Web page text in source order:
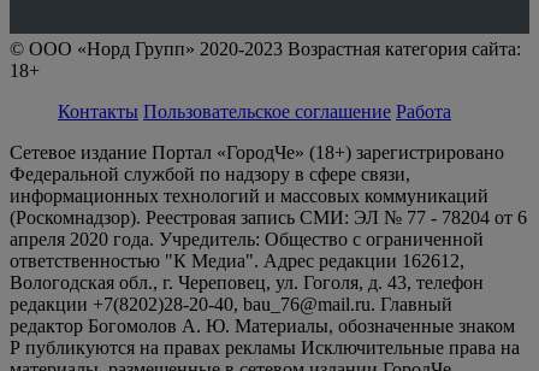
© ООО «Норд Групп» 2020-2023 Возрастная категория сайта:
18+
Контакты Пользовательское соглашение Работа
Сетевое издание Портал «ГородЧе» (18+) зарегистрировано
Федеральной службой по надзору в сфере связи,
информационных технологий и массовых коммуникаций
(Роскомнадзор). Реестровая запись СМИ: ЭЛ № 77 - 78204 от 6
апреля 2020 года. Учредитель: Общество с ограниченной
ответственностью "К Медиа". Адрес редакции 162612,
Вологодская обл., г. Череповец, ул. Гоголя, д. 43, телефон
редакции +7(8202)28-20-40, bau_76@mail.ru. Главный
редактор Богомолов А. Ю. Материалы, обозначенные знаком
Р публикуются на правах рекламы Исключительные права на